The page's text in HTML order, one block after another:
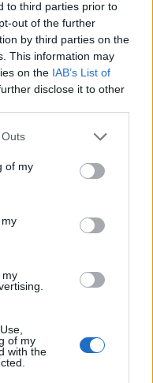
to third parties prior to
out of the further
by third parties on the
This information may
on the IAB’s List of
disclose it to other
of my
my
of my
with the
doktor koji je dozivio
i redovnoj
ime je sada poznato
moraju ljudi izbaciti
uticu na
godinama.
otvoriti vrata. A
uspravna, mirna
koju...